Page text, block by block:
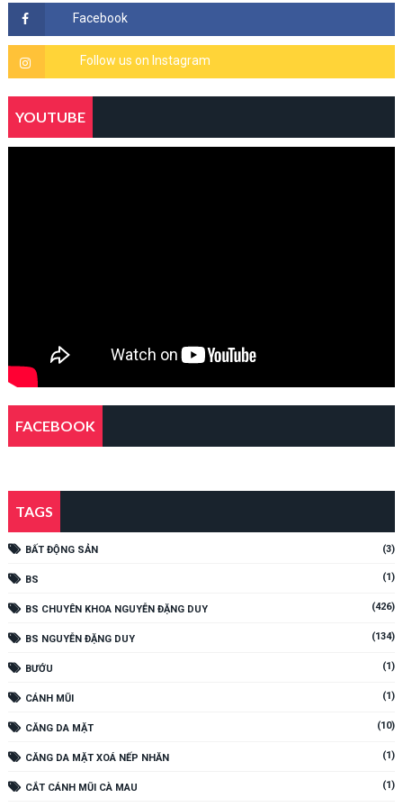
YOUTUBE
FACEBOOK
TAGS
BẤT ĐỘNG SẢN (3)
BS (1)
BS CHUYÊN KHOA NGUYỄN ĐẶNG DUY (426)
BS NGUYỄN ĐẶNG DUY (134)
BƯỚU (1)
CÁNH MŨI (1)
CĂNG DA MẶT (10)
CĂNG DA MẶT XOÁ NẾP NHĂN (1)
CẮT CÁNH MŨI CÀ MAU (1)